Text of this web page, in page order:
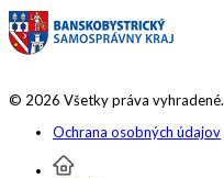
© 2026 Všetky práva vyhradené.
Ochrana osobných údajov